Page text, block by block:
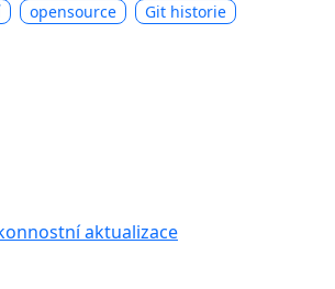
opensource Git historie
aktualizace